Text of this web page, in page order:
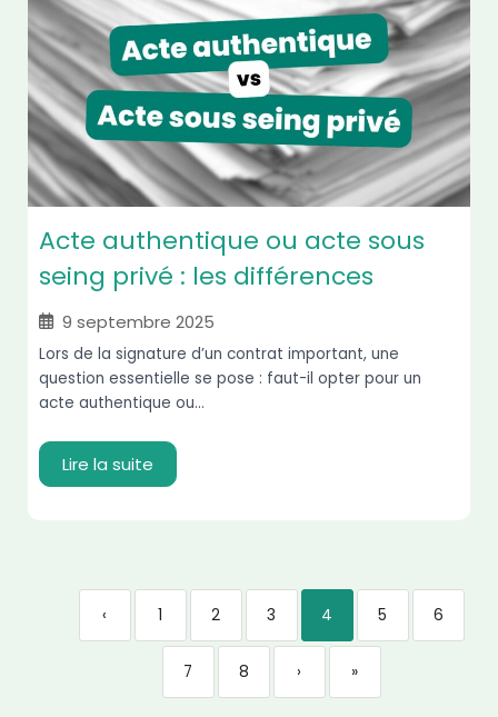
Acte authentique ou acte sous
seing privé : les différences
9 septembre 2025
Lors de la signature d’un contrat important, une
question essentielle se pose : faut-il opter pour un
acte authentique ou...
Lire la suite
‹ 1 2 3 4 5 6
7 8 › »